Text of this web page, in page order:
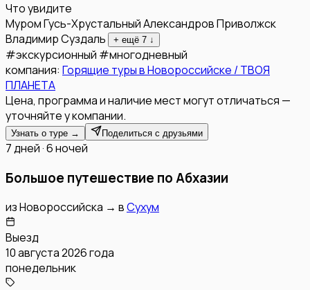
Что увидите
МуромГусь-ХрустальныйАлександровПриволжск
ВладимирСуздаль + ещё 7 ↓
#экскурсионный #многодневный
компания: Горящие туры в Новороссийске / ТВОЯ
ПЛАНЕТА
Цена, программа и наличие мест могут отличаться —
уточняйте у компании.
Узнать о туре → Поделиться с друзьями
7 дней · 6 ночей
Большое путешествие по Абхазии
изНовороссийска → вСухум
Выезд
10 августа 2026 года
понедельник